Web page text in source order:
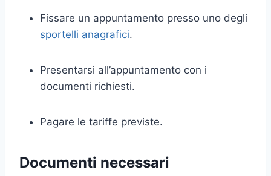
Fissare un appuntamento presso uno degli
sportelli anagrafici.
Presentarsi all’appuntamento con i
documenti richiesti.
Pagare le tariffe previste.
Documenti necessari